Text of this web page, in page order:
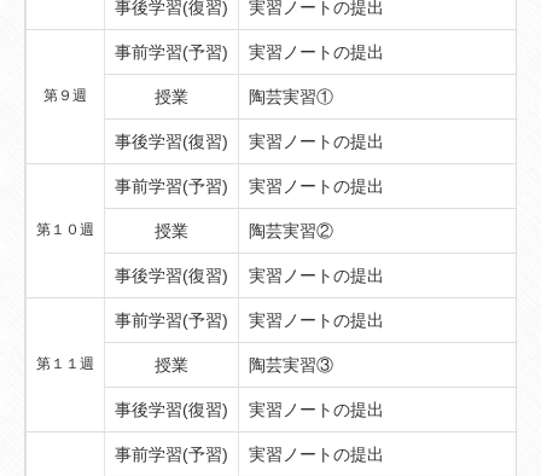
事後学習(復習) 実習ノートの提出
第９週
事前学習(予習) 実習ノートの提出
授業 陶芸実習①
事後学習(復習) 実習ノートの提出
第１０週
事前学習(予習) 実習ノートの提出
授業 陶芸実習②
事後学習(復習) 実習ノートの提出
第１１週
事前学習(予習) 実習ノートの提出
授業 陶芸実習③
事後学習(復習) 実習ノートの提出
事前学習(予習) 実習ノートの提出